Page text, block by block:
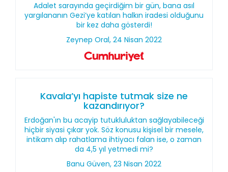
Adalet sarayında geçirdiğim bir gün, bana asıl
yargılananın Gezi’ye katılan halkın iradesi olduğunu
bir kez daha gösterdi!
Zeynep Oral, 24 Nisan 2022
Kavala’yı hapiste tutmak size ne
kazandırıyor?
Erdoğan'ın bu acayip tutukluluktan sağlayabileceği
hiçbir siyasi çıkar yok. Söz konusu kişisel bir mesele,
intikam alıp rahatlama ihtiyacı falan ise, o zaman
da 4,5 yıl yetmedi mi?
Banu Güven, 23 Nisan 2022